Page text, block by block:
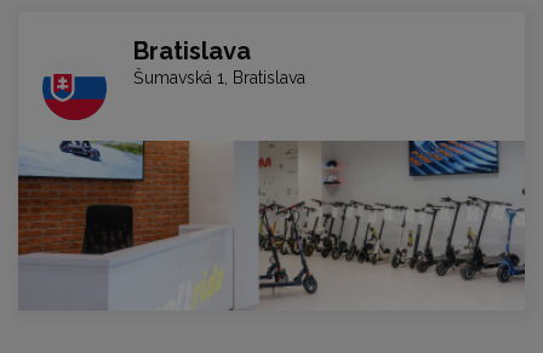
Bratislava
Šumavská 1, Bratislava